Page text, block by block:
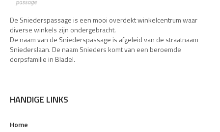
De Sniederspassage is een mooi overdekt winkelcentrum waar
diverse winkels zijn ondergebracht.
De naam van de Sniederspassage is afgeleid van de straatnaam
Sniederslaan. De naam Snieders komt van een beroemde
dorpsfamilie in Bladel.
HANDIGE LINKS
Home